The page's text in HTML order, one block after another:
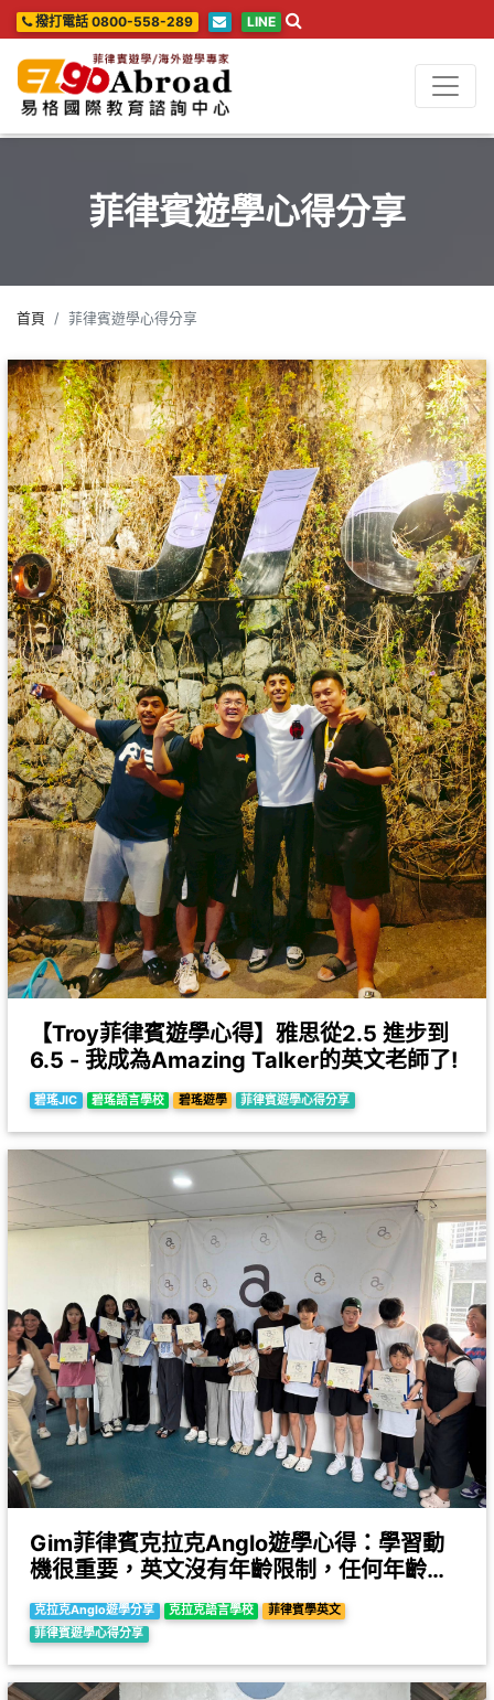
撥打電話 0800-558-289 LINE
菲律賓遊學心得分享
首頁 菲律賓遊學心得分享
【Troy菲律賓遊學心得】雅思從2.5 進步到
6.5 - 我成為Amazing Talker的英文老師了!
碧瑤JIC 碧瑤語言學校 碧瑤遊學 菲律賓遊學心得分享
Gim菲律賓克拉克Anglo遊學心得：學習動
機很重要，英文沒有年齡限制，任何年齡層
的人都能夠提升自己
克拉克Anglo遊學分享 克拉克語言學校
菲律賓學英文
菲律賓遊學心得分享